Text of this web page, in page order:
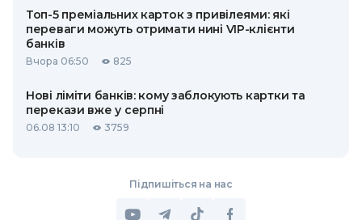
Топ-5 преміальних карток з привілеями: які
переваги можуть отримати нині VIP-клієнти
банків
Вчора 06:50 825
Нові ліміти банків: кому заблокують картки та
перекази вже у серпні
06.08 13:10 3759
Підпишіться на нас